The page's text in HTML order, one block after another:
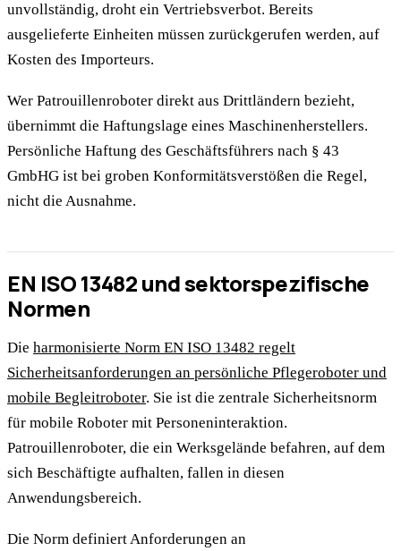
unvollständig, droht ein Vertriebsverbot. Bereits
ausgelieferte Einheiten müssen zurückgerufen werden, auf
Kosten des Importeurs.
Wer Patrouillenroboter direkt aus Drittländern bezieht,
übernimmt die Haftungslage eines Maschinenherstellers.
Persönliche Haftung des Geschäftsführers nach § 43
GmbHG ist bei groben Konformitätsverstößen die Regel,
nicht die Ausnahme.
EN ISO 13482 und sektorspezifische
Normen
Die harmonisierte Norm EN ISO 13482 regelt
Sicherheitsanforderungen an persönliche Pflegeroboter und
mobile Begleitroboter. Sie ist die zentrale Sicherheitsnorm
für mobile Roboter mit Personeninteraktion.
Patrouillenroboter, die ein Werksgelände befahren, auf dem
sich Beschäftigte aufhalten, fallen in diesen
Anwendungsbereich.
Die Norm definiert Anforderungen an